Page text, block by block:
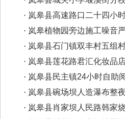
· 岚皋县高速路口二十四小
· 岚皋植物园旁边施工噪音
· 岚皋县石门镇双丰村五组
· 岚皋县​莲花路君汇化妆品
· 岚皋县民主镇24小时自助
· 岚皋县碗场坝人造瀑布整
· 岚皋县肖家坝人民路韩家